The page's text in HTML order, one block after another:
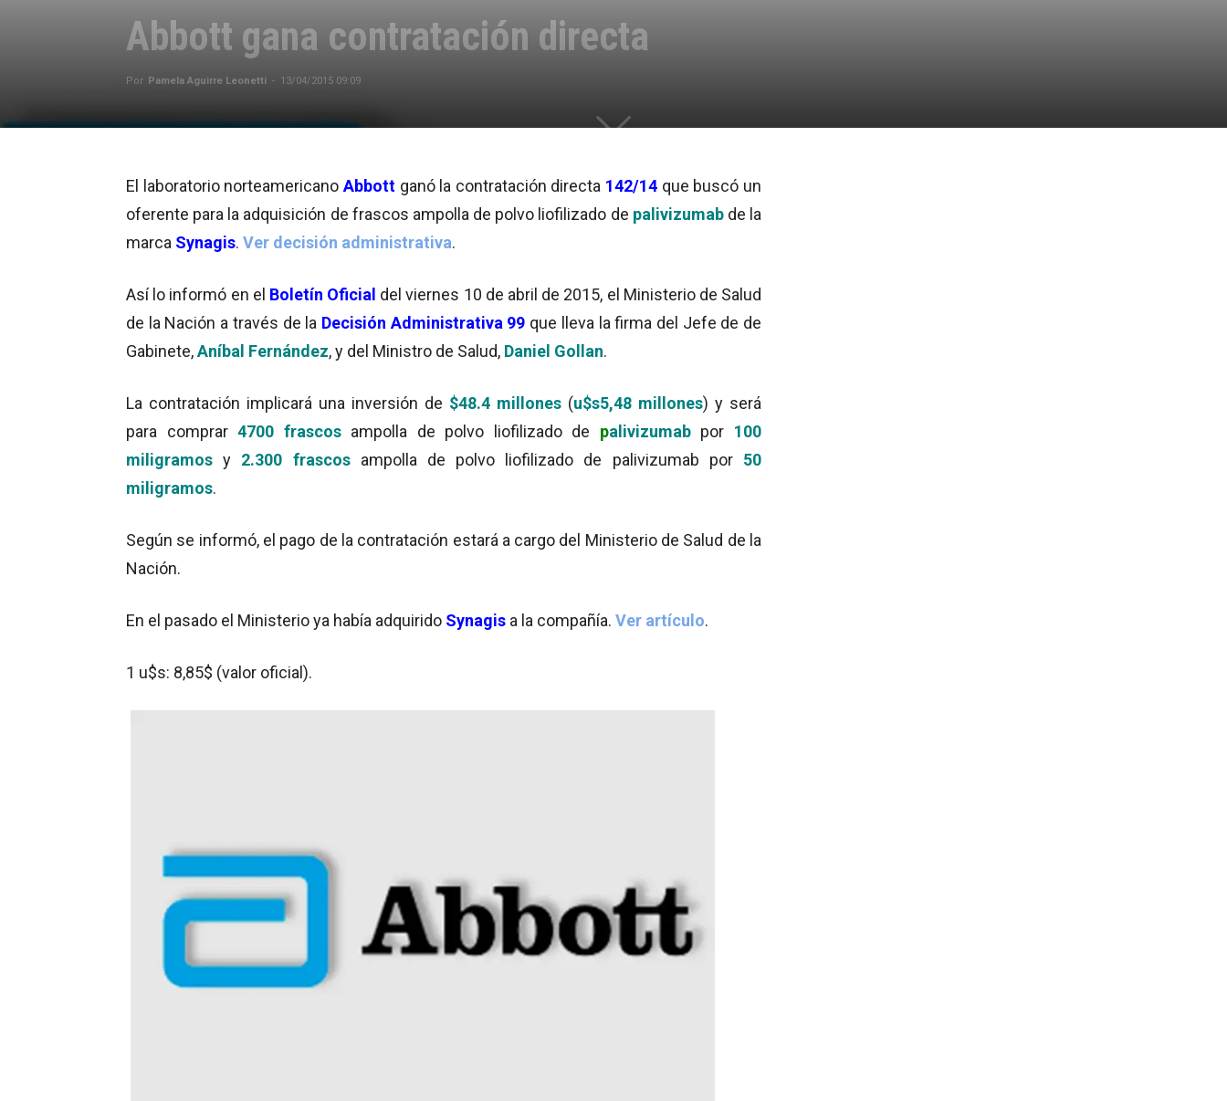
Abbott gana contratación directa
Por Pamela Aguirre Leonetti - 13/04/2015 09:09
El laboratorio norteamericano Abbottganó la contratación directa 142/14 que buscó un
oferente para la adquisición de frascos ampolla de polvo liofilizado de palivizumab de la
marca Synagis. Ver decisión administrativa.
Así lo informó en el Boletín Oficial del viernes 10 de abril de 2015, el Ministerio de Salud
de la Nación a través de la Decisión Administrativa 99 que lleva la firma del Jefe de de
Gabinete,Aníbal Fernández, y del Ministro de Salud, Daniel Gollan.
La contratación implicará una inversión de $48.4 millones (u$s5,48 millones) y será
para comprar4700 frascos ampolla de polvo liofilizado de palivizumabpor 100
miligramos y 2.300 frascosampolla de polvo liofilizado de palivizumab por 50
miligramos.
Según se informó, el pago de la contratación estará a cargo del Ministerio de Salud de la
Nación.
En el pasado el Ministerio ya había adquirido Synagis a la compañía. Ver artículo.
1 u$s: 8,85$ (valor oficial).